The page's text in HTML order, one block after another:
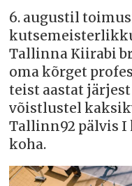
6. augustil
Tallinna Kiirabi
oma kõrget
teist aastat
võistlustel
Tallinn92 pälvis
koha.